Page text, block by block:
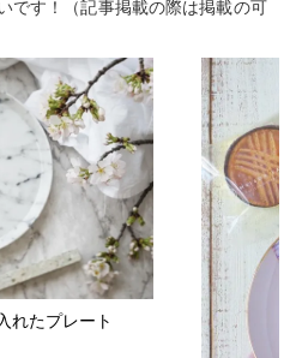
です！（記事掲載の際は掲載の可
れたプレート